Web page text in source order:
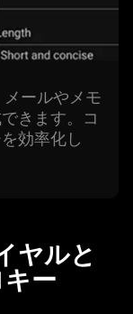
ールやメモ
きます。コ
効率化し
ヤルと
キー